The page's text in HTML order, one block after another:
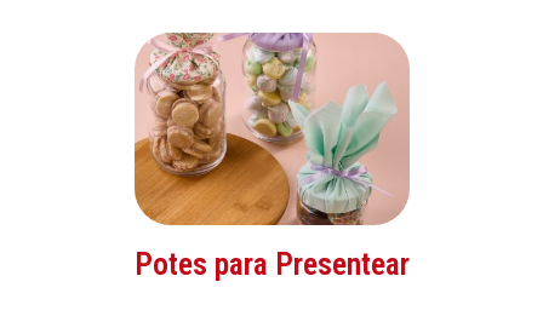
Potes para Presentear